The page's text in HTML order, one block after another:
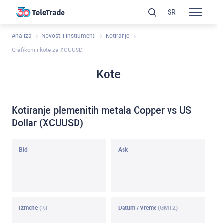
Analiza Novosti i instrumenti Kotiranje
Grafikoni i kote za XCUUSD
Kote
Kotiranje plemenitih metala Copper vs US
Dollar (XCUUSD)
Bid Ask
Izmene (%) Datum / Vreme (GMT2)
SR